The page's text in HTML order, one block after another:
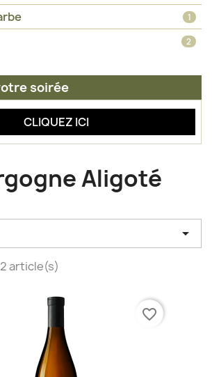
1
2
soirée
CLIQUEZ ICI
Aligoté

article(s)
favorite_border